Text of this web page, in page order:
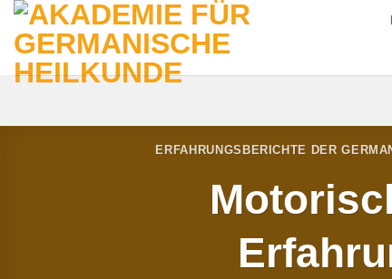
Zum
Inhalt
springen
ERFAHRUNGSBERICHTE DER